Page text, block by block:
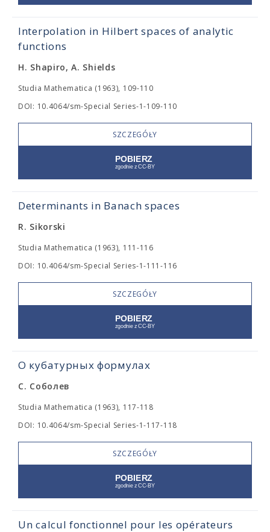
Interpolation in Hilbert spaces of analytic
functions
H. Shapiro, A. Shields
Studia Mathematica (1963), 109-110
DOI: 10.4064/sm-Special Series-1-109-110
SZCZEGÓŁY
Determinants in Banach spaces
R. Sikorski
Studia Mathematica (1963), 111-116
DOI: 10.4064/sm-Special Series-1-111-116
SZCZEGÓŁY
О кубатурных формулах
С. Соболев
Studia Mathematica (1963), 117-118
DOI: 10.4064/sm-Special Series-1-117-118
SZCZEGÓŁY
Un calcul fonctionnel pour les opérateurs